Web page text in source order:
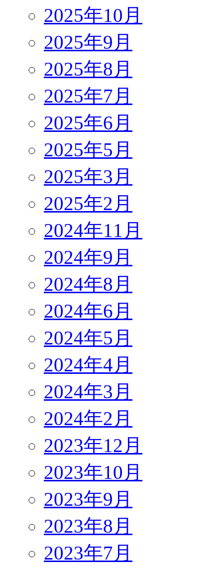
2025年10月
2025年9月
2025年8月
2025年7月
2025年6月
2025年5月
2025年3月
2025年2月
2024年11月
2024年9月
2024年8月
2024年6月
2024年5月
2024年4月
2024年3月
2024年2月
2023年12月
2023年10月
2023年9月
2023年8月
2023年7月